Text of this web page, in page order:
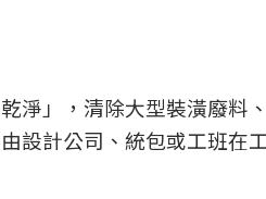
淨」，清除大型裝潢廢料
設計公司、統包或工班在